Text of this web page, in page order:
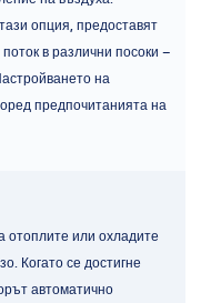
опция, предоставят
в различни посоки –
на
предпочитанията на
или охладите
Когато се достигне
автоматично